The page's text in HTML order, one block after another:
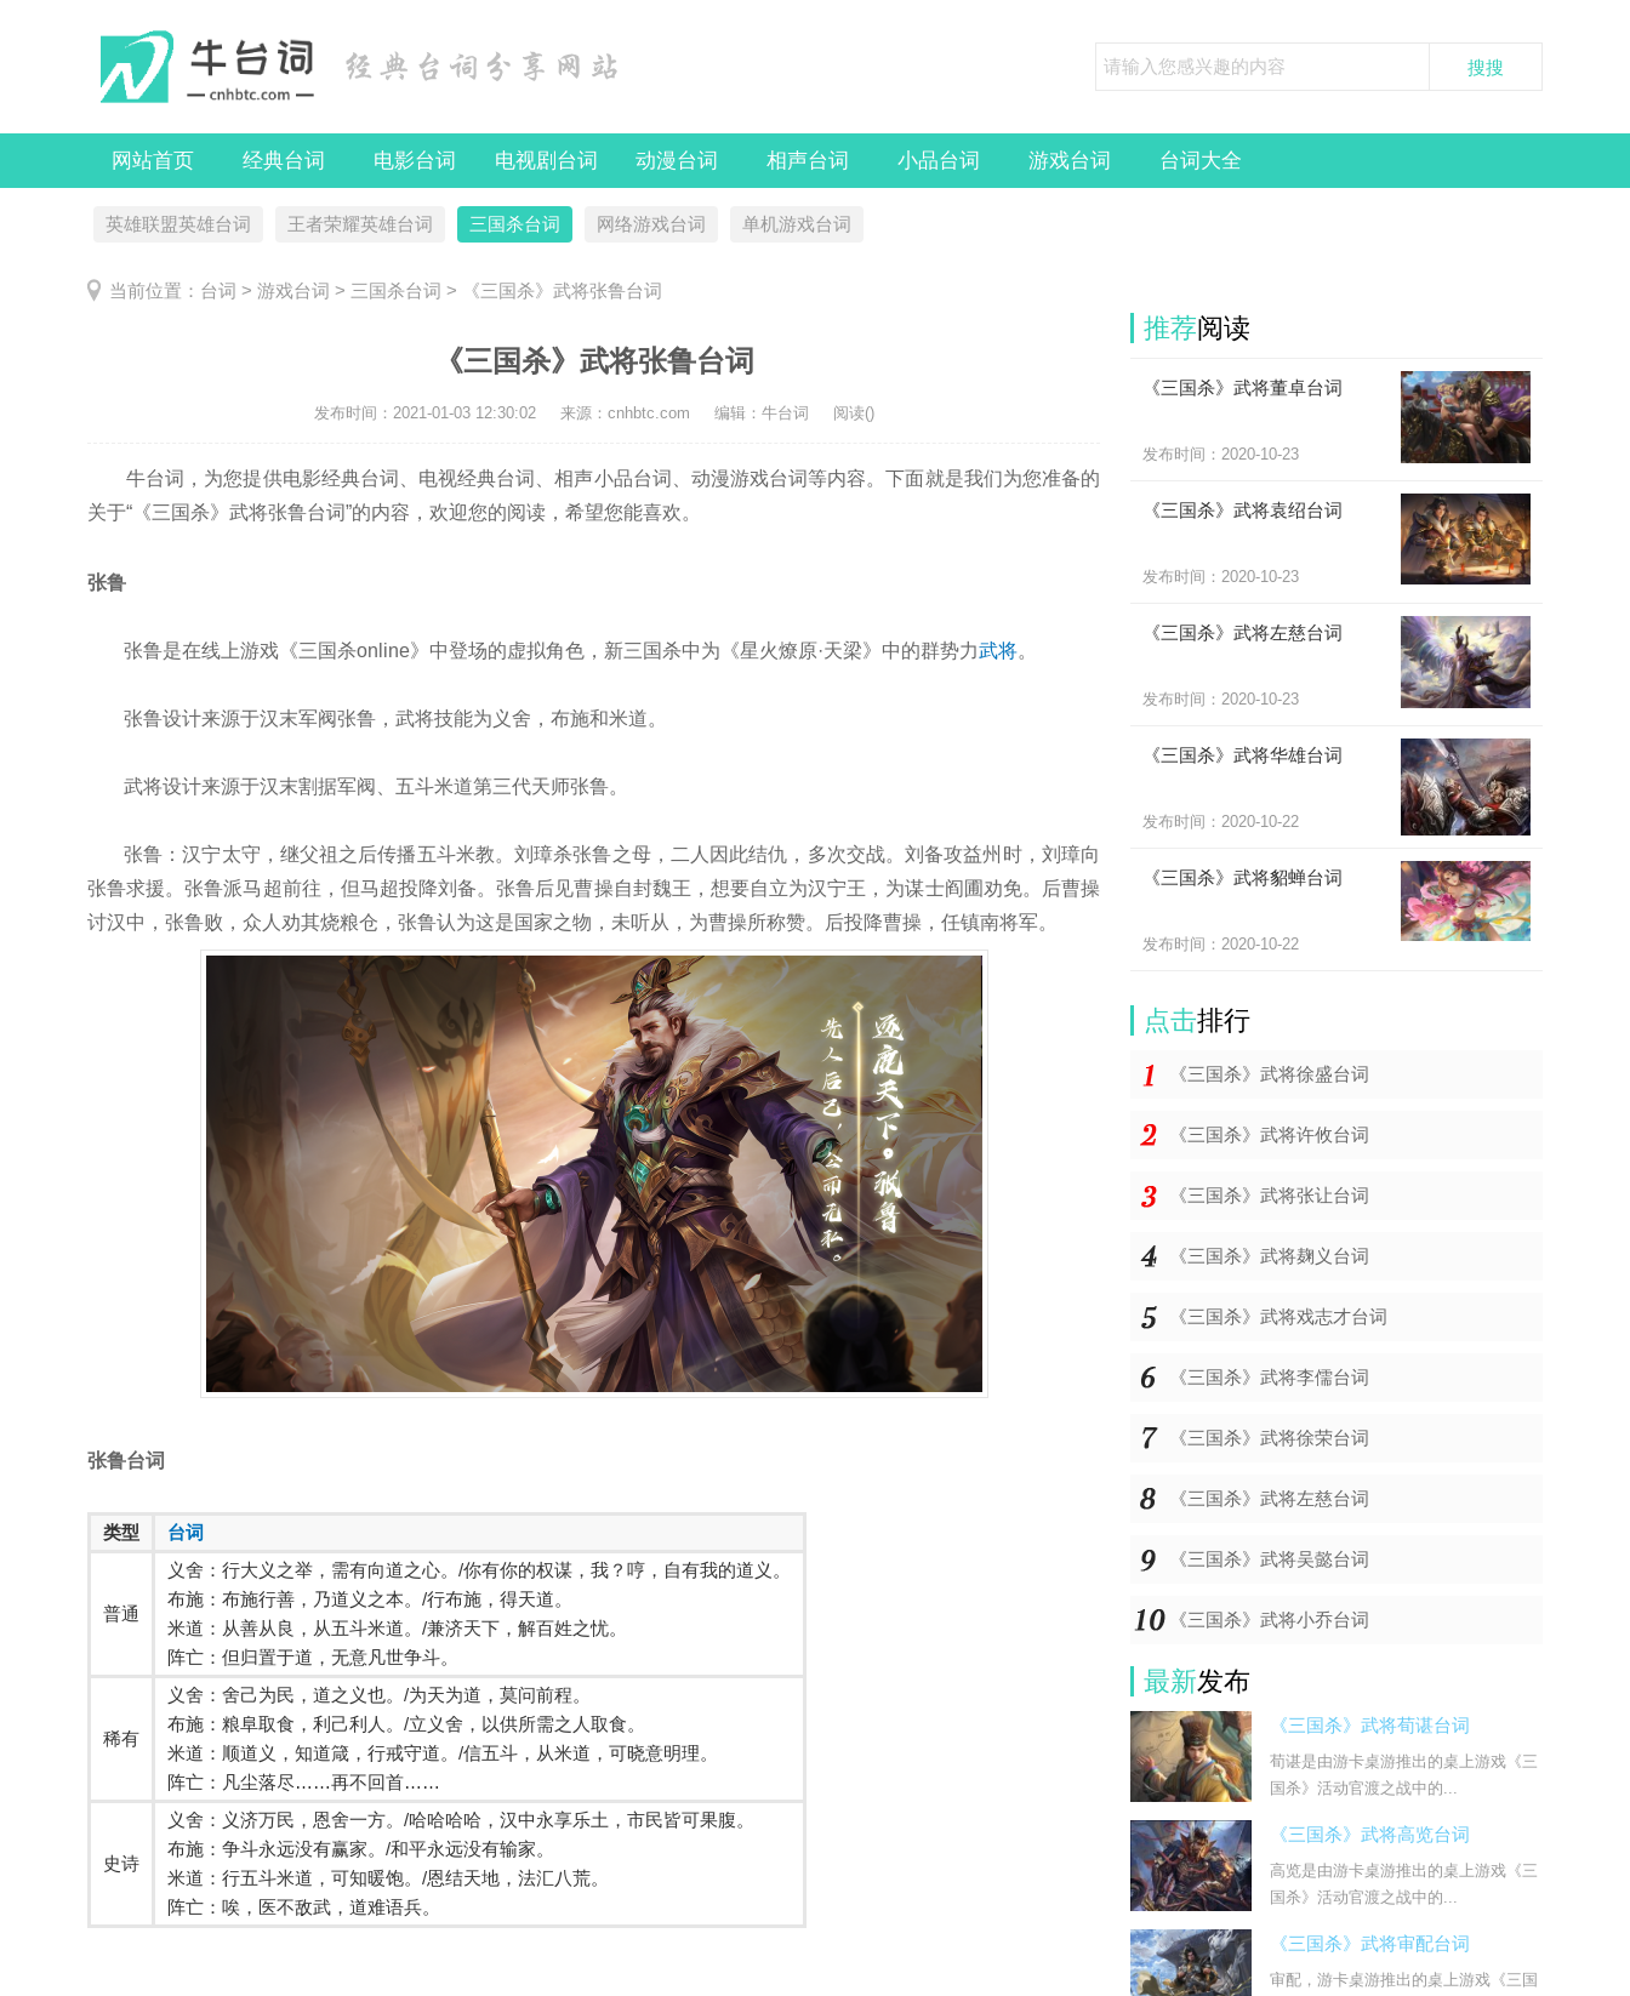
网站首页 经典台词 电影台词 电视剧台词 动漫台词 相声台词 小品台词 游戏台词 台词大全
英雄联盟英雄台词 王者荣耀英雄台词 三国杀台词 网络游戏台词 单机游戏台词
当前位置： 台词 > 游戏台词 > 三国杀台词 > 《三国杀》武将张鲁台词
《三国杀》武将张鲁台词
发布时间： 2021-01-03 12:30:02 来源：cnhbtc.com 编辑：牛台词 阅读()
牛台词，为您提供电影经典台词、电视经典台词、相声小品台词、动漫游戏台词等内容。下面就是我们为您准备的
关于“《三国杀》武将张鲁台词”的内容，欢迎您的阅读，希望您能喜欢。
张鲁
张鲁是在线上游戏《三国杀online》中登场的虚拟角色，新三国杀中为《星火燎原·天梁》中的群势力武将。
张鲁设计来源于汉末军阀张鲁，武将技能为义舍，布施和米道。
武将设计来源于汉末割据军阀、五斗米道第三代天师张鲁。
张鲁：汉宁太守，继父祖之后传播五斗米教。刘璋杀张鲁之母，二人因此结仇，多次交战。刘备攻益州时，刘璋向
张鲁求援。张鲁派马超前往，但马超投降刘备。张鲁后见曹操自封魏王，想要自立为汉宁王，为谋士阎圃劝免。后曹操
讨汉中，张鲁败，众人劝其烧粮仓，张鲁认为这是国家之物，未听从，为曹操所称赞。后投降曹操，任镇南将军。
张鲁台词
类型 台词
普通
义舍：行大义之举，需有向道之心。/你有你的权谋，我？哼，自有我的道义。
布施：布施行善，乃道义之本。/行布施，得天道。
米道：从善从良，从五斗米道。/兼济天下，解百姓之忧。
阵亡：但归置于道，无意凡世争斗。
稀有
义舍：舍己为民，道之义也。/为天为道，莫问前程。
布施：粮阜取食，利己利人。/立义舍，以供所需之人取食。
米道：顺道义，知道箴，行戒守道。/信五斗，从米道，可晓意明理。
阵亡：凡尘落尽……再不回首……
史诗
义舍：义济万民，恩舍一方。/哈哈哈哈，汉中永享乐土，市民皆可果腹。
布施：争斗永远没有赢家。/和平永远没有输家。
米道：行五斗米道，可知暖饱。/恩结天地，法汇八荒。
阵亡：唉，医不敌武，道难语兵。
推荐阅读
《三国杀》武将董卓台词
发布时间： 2020-10-23
《三国杀》武将袁绍台词
发布时间： 2020-10-23
《三国杀》武将左慈台词
发布时间： 2020-10-23
《三国杀》武将华雄台词
发布时间： 2020-10-22
《三国杀》武将貂蝉台词
发布时间： 2020-10-22
点击排行
《三国杀》武将徐盛台词
《三国杀》武将许攸台词
《三国杀》武将张让台词
《三国杀》武将麹义台词
《三国杀》武将戏志才台词
《三国杀》武将李儒台词
《三国杀》武将徐荣台词
《三国杀》武将左慈台词
《三国杀》武将吴懿台词
《三国杀》武将小乔台词
最新发布
《三国杀》武将荀谌台词
荀谌是由游卡桌游推出的桌上游戏《三
国杀》活动官渡之战中的...
《三国杀》武将高览台词
高览是由游卡桌游推出的桌上游戏《三
国杀》活动官渡之战中的...
《三国杀》武将审配台词
审配，游卡桌游推出的桌上游戏《三国